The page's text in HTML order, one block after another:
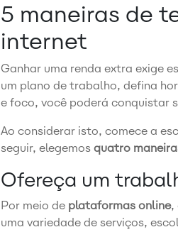
5 maneiras de
internet
Ganhar uma renda extra exige
um plano de trabalho, defina
e foco, você poderá conquistar
Ao considerar isto, comece a
seguir, elegemos quatro
Ofereça um
Por meio de plataformas online,
uma variedade de serviços,